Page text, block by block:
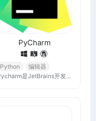
PyCharm
Python
编辑器
Pycharm是JetBrains开发的专业Python IDE，它支持 HTML、JS 和 SQL 等网络和科学开发，支持Windows、macOS以及Linux操作系统，软件可以从官方网站下载。